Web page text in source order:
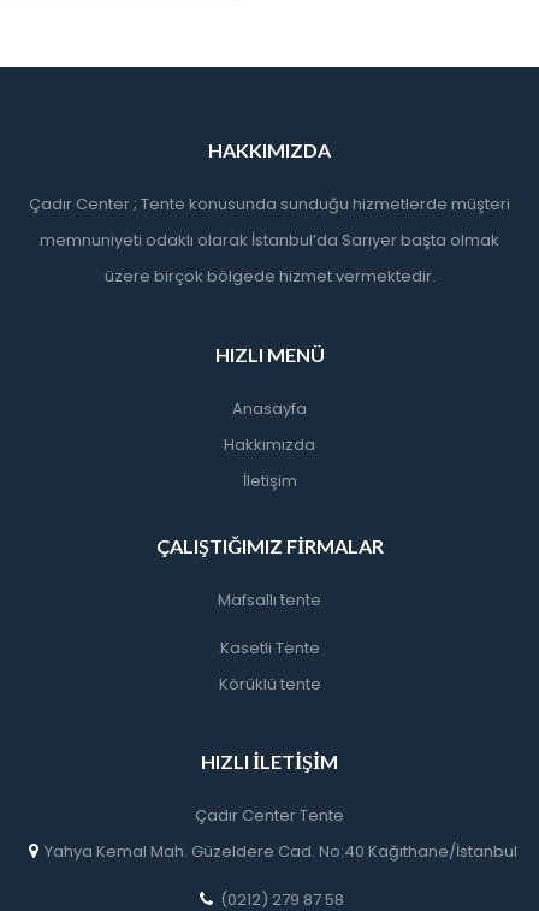
HAKKIMIZDA
Çadır Center ; Tente konusunda sunduğu hizmetlerde müşteri
memnuniyeti odaklı olarak İstanbul’da Sarıyer başta olmak
üzere birçok bölgede hizmet vermektedir.
HIZLI MENÜ
Anasayfa
Hakkımızda
İletişim
ÇALIŞTIĞIMIZ FIRMALAR
Mafsallı tente
Kasetli Tente
Körüklü tente
HIZLI İLETIŞIM
Çadır Center Tente
Yahya Kemal Mah. Güzeldere Cad. No:40 Kağıthane/İstanbul
(0212) 279 87 58